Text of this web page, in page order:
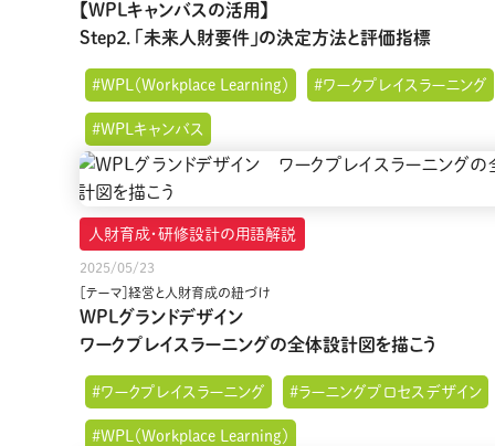
【WPLキャンバスの活用】
Step２．「未来人財要件」の決定方法と評価指標
#WPL（Workplace Learning） #ワークプレイスラーニング
#WPLキャンバス
人財育成・研修設計の用語解説
2025/05/23
［テーマ］経営と人財育成の紐づけ
WPLグランドデザイン
ワークプレイスラーニングの全体設計図を描こう
#ワークプレイスラーニング #ラーニングプロセスデザイン
#WPL（Workplace Learning）